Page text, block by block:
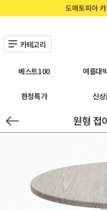
카테고리
베스트100 여름대
한정특가 신
원형 접